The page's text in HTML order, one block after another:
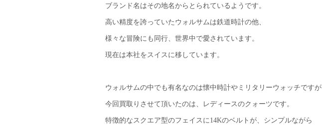
ブランド名はその地名からとられているようです。
高い精度を誇っていたウォルサムは鉄道時計の他、
様々な冒険にも同行、世界中で愛されています。
現在は本社をスイスに移しています。
ウォルサムの中でも有名なのは懐中時計やミリタリーウォッチですが
今回買取りさせて頂いたのは、レディースのクォーツです。
特徴的なスクエア型のフェイスに14Kのベルトが、シンプルながら